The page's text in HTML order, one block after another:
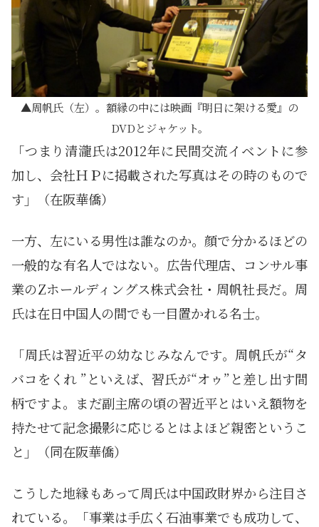
周帆氏（左）。額縁の中には映画『明日に架ける愛』の
DVDとジャケット。
「つまり清瀧氏は2012年に民間交流イベントに参
加し、会社ＨＰに掲載された写真はその時のもので
す」（在阪華僑）
一方、左にいる男性は誰なのか。顔で分かるほどの
一般的な有名人ではない。広告代理店、コンサル事
業のZホールディングス株式会社・周帆社長だ。周
氏は在日中国人の間でも一目置かれる名士。
「周氏は習近平の幼なじみなんです。周帆氏が“タ
バコをくれ ”といえば、習氏が“オゥ”と差し出す間
柄ですよ。まだ副主席の頃の習近平とはいえ額物を
持たせて記念撮影に応じるとはよほど親密というこ
と」（同在阪華僑）
こうした地縁もあって周氏は中国政財界から注目さ
れている。「事業は手広く石油事業でも成功して、